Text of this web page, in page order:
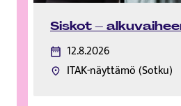
Siskot –
12.8.2026
ITAK-näyttämö (Sotku)